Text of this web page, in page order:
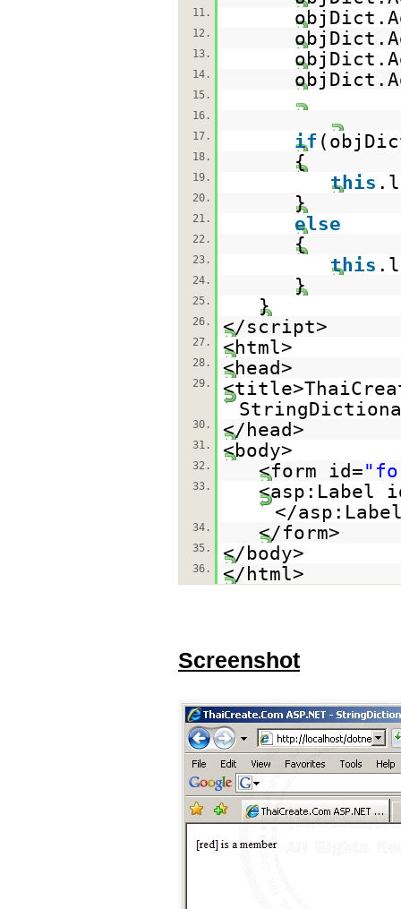
11.
12.
13.
14.
15.
16.
17.
if
18. {
19. this
20. }
21. else
22. {
23. this
24. }
25. }
26. </script>
27. <html>
28. <head>
29.
30. </head>
31. <body>
32. <form id=
33.
<asp:Label
</
34. </form>
35. </body>
36. </html>
Screenshot